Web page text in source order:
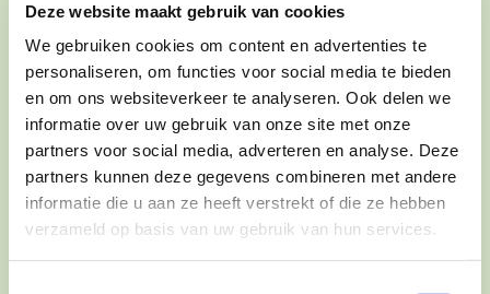
Deze website maakt gebruik van cookies
We gebruiken cookies om content en advertenties te
personaliseren, om functies voor social media te bieden
en om ons websiteverkeer te analyseren. Ook delen we
informatie over uw gebruik van onze site met onze
partners voor social media, adverteren en analyse. Deze
partners kunnen deze gegevens combineren met andere
informatie die u aan ze heeft verstrekt of die ze hebben
verzameld op basis van uw gebruik van hun services.